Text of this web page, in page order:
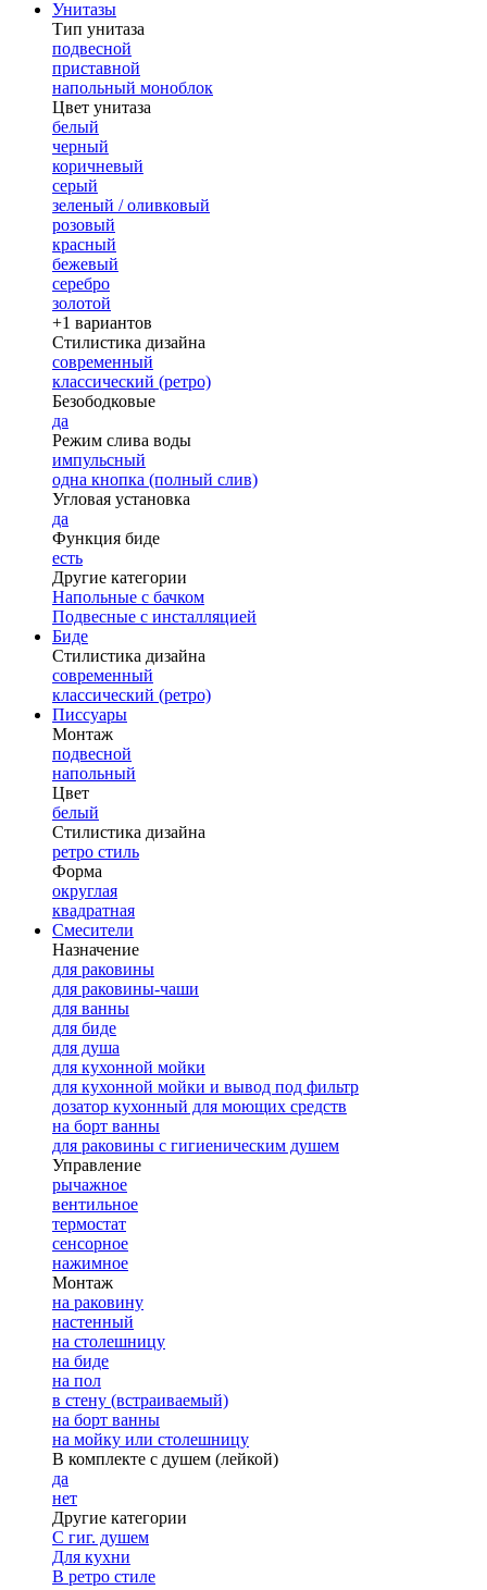
Унитазы
Тип унитаза
подвесной
приставной
напольный моноблок
Цвет унитаза
белый
черный
коричневый
серый
зеленый / оливковый
розовый
красный
бежевый
серебро
золотой
+1 вариантов
Стилистика дизайна
современный
классический (ретро)
Безободковые
да
Режим слива воды
импульсный
одна кнопка (полный слив)
Угловая установка
да
Функция биде
есть
Другие категории
Напольные с бачком
Подвесные с инсталляцией
Биде
Стилистика дизайна
современный
классический (ретро)
Писсуары
Монтаж
подвесной
напольный
Цвет
белый
Стилистика дизайна
ретро стиль
Форма
округлая
квадратная
Смесители
Назначение
для раковины
для раковины-чаши
для ванны
для биде
для душа
для кухонной мойки
для кухонной мойки и вывод под фильтр
дозатор кухонный для моющих средств
на борт ванны
для раковины с гигиеническим душем
Управление
рычажное
вентильное
термостат
сенсорное
нажимное
Монтаж
на раковину
настенный
на столешницу
на биде
на пол
в стену (встраиваемый)
на борт ванны
на мойку или столешницу
В комплекте с душем (лейкой)
да
нет
Другие категории
С гиг. душем
Для кухни
В ретро стиле